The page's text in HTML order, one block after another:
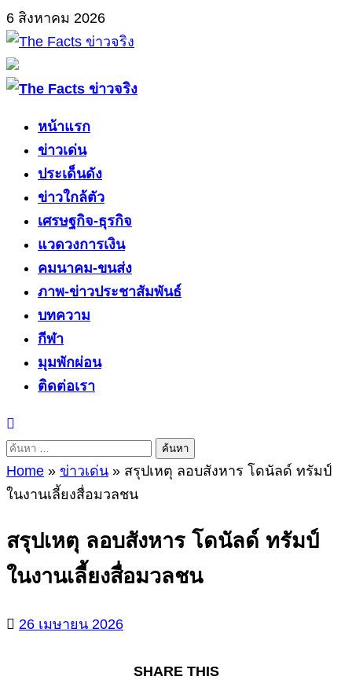
Skip
to
content
6 สิงหาคม 2026
Primary
หน้าแรก
ข่าวเด่น
ประเด็นดัง
ข่าวใกล้ตัว
เศรษฐกิจ-ธุรกิจ
แวดวงการเงิน
คมนาคม-ขนส่ง
ภาพ-ข่าวประชาสัมพันธ์
บทความ
กีฬา
มุมพักผ่อน
ติดต่อเรา
ค้นหา
สำหรับ:
Home » ข่าวเด่น » สรุปเหตุ ลอบสังหาร โดนัลด์ ทรัมป์
ในงานเลี้ยงสื่อมวลชน
สรุปเหตุ ลอบสังหาร โดนัลด์ ทรัมป์
ในงานเลี้ยงสื่อมวลชน
26 เมษายน 2026
SHARE THIS